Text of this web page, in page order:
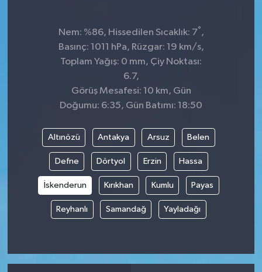
Nem: %86, Hissedilen Sıcaklık: 7°,
Basınç: 1011 hPa, Rüzgar: 19 km/s,
Toplam Yağış: 0 mm, Çiy Noktası:
6.7,
Görüş Mesafesi: 10 km, Gün
Doğumu: 6:35, Gün Batımı: 18:50
Altınözü Antakya Arsuz Belen
Defne Dörtyol Erzin Hassa
İskenderun Kırıkhan Kumlu Payas
Reyhanlı Samandağ Yayladağı